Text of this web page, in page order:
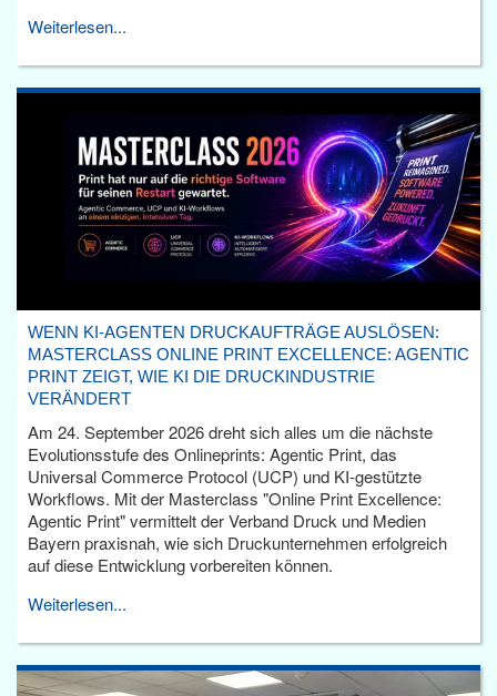
Weiterlesen...
WENN KI-AGENTEN DRUCKAUFTRÄGE AUSLÖSEN:
MASTERCLASS ONLINE PRINT EXCELLENCE: AGENTIC
PRINT ZEIGT, WIE KI DIE DRUCKINDUSTRIE
VERÄNDERT
Am 24. September 2026 dreht sich alles um die nächste
Evolutionsstufe des Onlineprints: Agentic Print, das
Universal Commerce Protocol (UCP) und KI-gestützte
Workflows. Mit der Masterclass "Online Print Excellence:
Agentic Print" vermittelt der Verband Druck und Medien
Bayern praxisnah, wie sich Druckunternehmen erfolgreich
auf diese Entwicklung vorbereiten können.
Weiterlesen...